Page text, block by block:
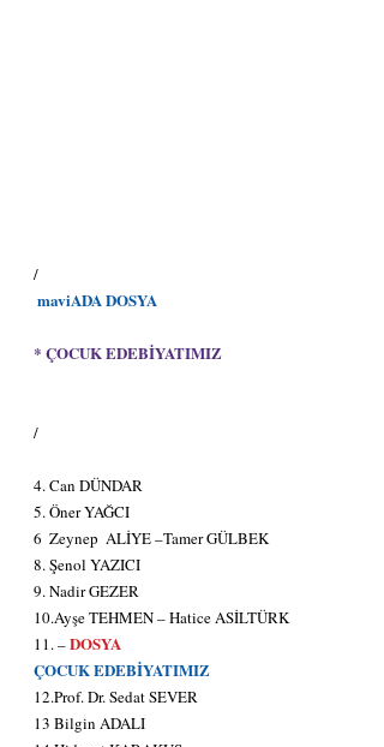
/
maviADA DOSYA
* ÇOCUK EDEBİYATIMIZ
/​
4. Can DÜNDAR
5. Öner YAĞCI
6  Zeynep  ALİYE –Tamer GÜLBEK
8. Şenol YAZICI
9. Nadir GEZER
10.Ayşe TEHMEN – Hatice ASİLTÜRK
11. – DOSYA
ÇOCUK EDEBİYATIMIZ
12.Prof. Dr. Sedat SEVER
13 Bilgin ADALI